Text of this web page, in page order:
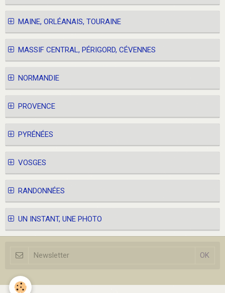
MAINE, ORLÉANAIS, TOURAINE
MASSIF CENTRAL, PÉRIGORD, CÉVENNES
NORMANDIE
PROVENCE
PYRÉNÉES
VOSGES
RANDONNÉES
UN INSTANT, UNE PHOTO